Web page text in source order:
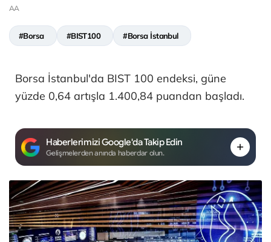
AA
#Borsa #BIST100 #Borsa İstanbul
Borsa İstanbul'da BIST 100 endeksi, güne
yüzde 0,64 artışla 1.400,84 puandan başladı.
Haberlerimizi Google'da Takip Edin
Gelişmelerden anında haberdar olun.